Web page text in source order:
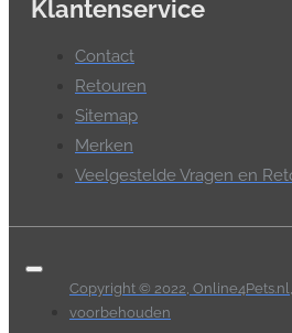
Klantenservice
Contact
Retouren
Sitemap
Merken
Veelgestelde Vragen en
Copyright © 2022,
voorbehouden